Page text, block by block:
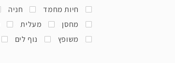
חיות מחמד
חניה
מחסן
מעלית
משופץ
נוף לים